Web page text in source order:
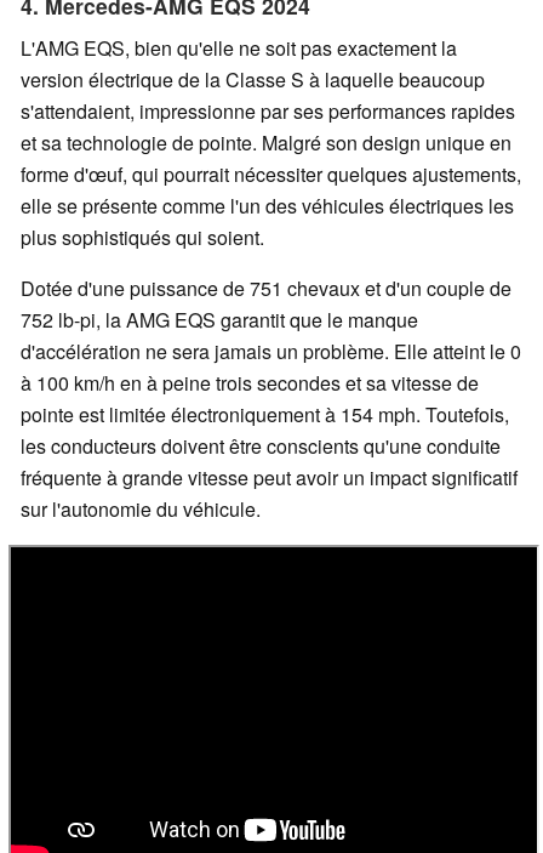
L'AMG EQS, bien qu'elle ne soit pas exactement la
version électrique de la Classe S à laquelle beaucoup
s'attendaient, impressionne par ses performances rapides
et sa technologie de pointe. Malgré son design unique en
forme d'œuf, qui pourrait nécessiter quelques ajustements,
elle se présente comme l'un des véhicules électriques les
plus sophistiqués qui soient.
Dotée d'une puissance de 751 chevaux et d'un couple de
752 lb-pi, la AMG EQS garantit que le manque
d'accélération ne sera jamais un problème. Elle atteint le 0
à 100 km/h en à peine trois secondes et sa vitesse de
pointe est limitée électroniquement à 154 mph. Toutefois,
les conducteurs doivent être conscients qu'une conduite
fréquente à grande vitesse peut avoir un impact significatif
sur l'autonomie du véhicule.